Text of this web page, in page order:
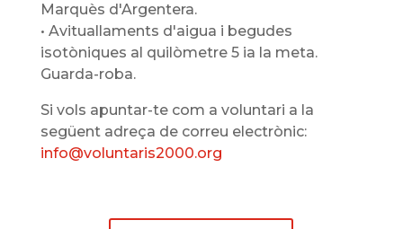
Marquès d'Argentera.
• Avituallaments d'aigua i begudes
isotòniques al quilòmetre 5 ia la meta.
Guarda-roba.
Si vols apuntar-te com a voluntari a la
següent adreça de correu electrònic:
info@voluntaris2000.org